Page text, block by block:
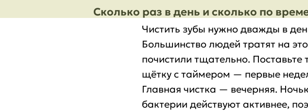
Сколько раз в день и сколько по
Чистить зубы нужно дважды в
Большинство людей тратят на
почистили тщательно.
щётку с таймером — первые
Главная чистка — вечерняя.
бактерии действуют активнее,